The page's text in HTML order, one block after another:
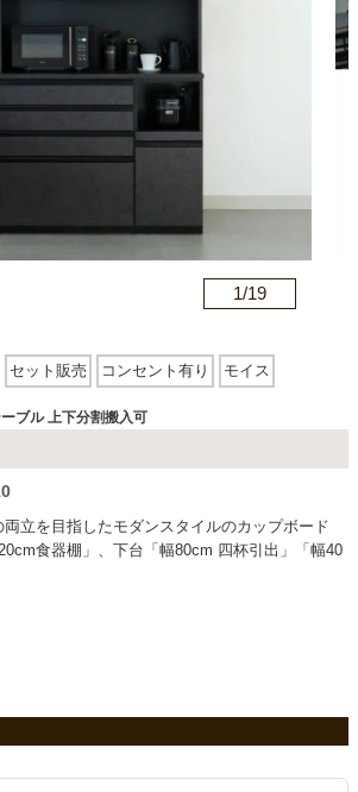
冷感寝具 ワークデスク ウィルトンラ
ーブル・セット
ン収納
1/19
セット販売 コンセント有り モイス
分割搬入可
ブル 上下分割搬入可
立を目指したモダンスタイルのカップボード
食器棚」、下台「幅80cm 四杯引出」「幅40